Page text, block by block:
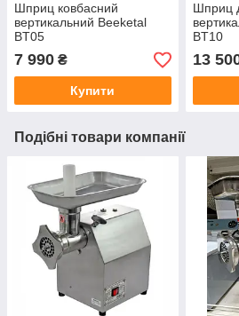
Шприц ковбасний
вертикальний Beeketal
BT05
7 990 ₴
Купити
Шприц
BT10
13
Подібні товари компанії